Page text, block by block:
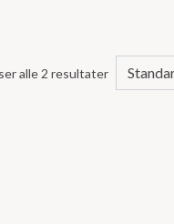
alle 2 resultater